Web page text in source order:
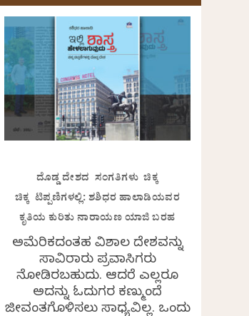
ದೊಡ್ಡ ದೇಶದ ಸಂಗತಿಗಳು ಚಿಕ್ಕ
ಚಿಕ್ಕ ಟಿಪ್ಪಣಿಗಳಲ್ಲಿ: ಶಶಿಧರ ಹಾಲಾಡಿಯವರ
ಕೃತಿಯ ಕುರಿತು ನಾರಾಯಣ ಯಾಜಿ ಬರಹ
ಅಮೆರಿಕದಂತಹ ವಿಶಾಲ ದೇಶವನ್ನು
ಸಾವಿರಾರು ಪ್ರವಾಸಿಗರು
ನೋಡಿರಬಹುದು. ಆದರೆ ಎಲ್ಲರೂ
ಅದನ್ನು ಓದುಗರ ಕಣ್ಮುಂದೆ
ಜೀವಂತಗೊಳಿಸಲು ಸಾಧ್ಯವಿಲ್ಲ. ಒಂದು